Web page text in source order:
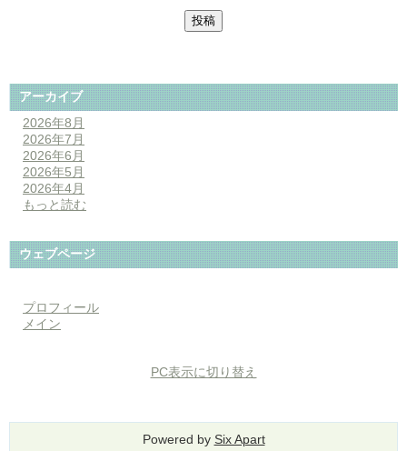
アーカイブ
2026年8月
2026年7月
2026年6月
2026年5月
2026年4月
もっと読む
ウェブページ
プロフィール
メイン
PC表示に切り替え
Powered by Six Apart